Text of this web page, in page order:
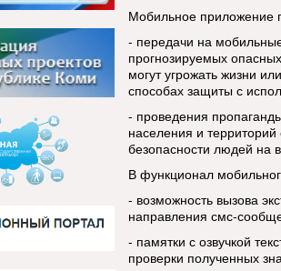
Мобильное приложение
- передачи на
прогнозируемых
могут угрожать жизни
способах защиты с
- проведения
населения и
безопасности людей на
В функционал
- возможность вызова
направления смс-
- памятки с озвучкой
проверки полученных